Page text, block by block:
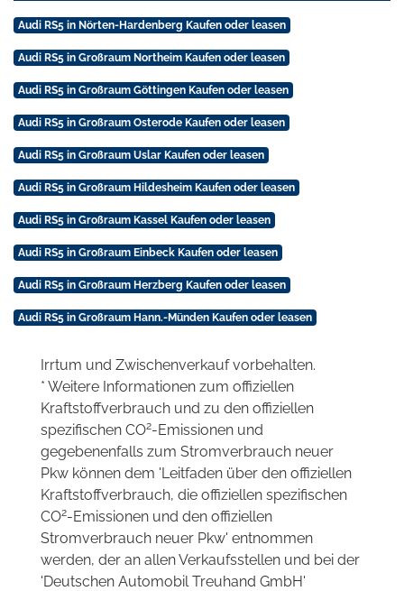
Audi RS5 in Nörten-Hardenberg Kaufen oder leasen
Audi RS5 in Großraum Northeim Kaufen oder leasen
Audi RS5 in Großraum Göttingen Kaufen oder leasen
Audi RS5 in Großraum Osterode Kaufen oder leasen
Audi RS5 in Großraum Uslar Kaufen oder leasen
Audi RS5 in Großraum Hildesheim Kaufen oder leasen
Audi RS5 in Großraum Kassel Kaufen oder leasen
Audi RS5 in Großraum Einbeck Kaufen oder leasen
Audi RS5 in Großraum Herzberg Kaufen oder leasen
Audi RS5 in Großraum Hann.-Münden Kaufen oder leasen
Irrtum und Zwischenverkauf vorbehalten.
* Weitere Informationen zum offiziellen
Kraftstoffverbrauch und zu den offiziellen
spezifischen CO2-Emissionen und
gegebenenfalls zum Stromverbrauch neuer
Pkw können dem 'Leitfaden über den offiziellen
Kraftstoffverbrauch, die offiziellen spezifischen
CO2-Emissionen und den offiziellen
Stromverbrauch neuer Pkw' entnommen
werden, der an allen Verkaufsstellen und bei der
'Deutschen Automobil Treuhand GmbH'